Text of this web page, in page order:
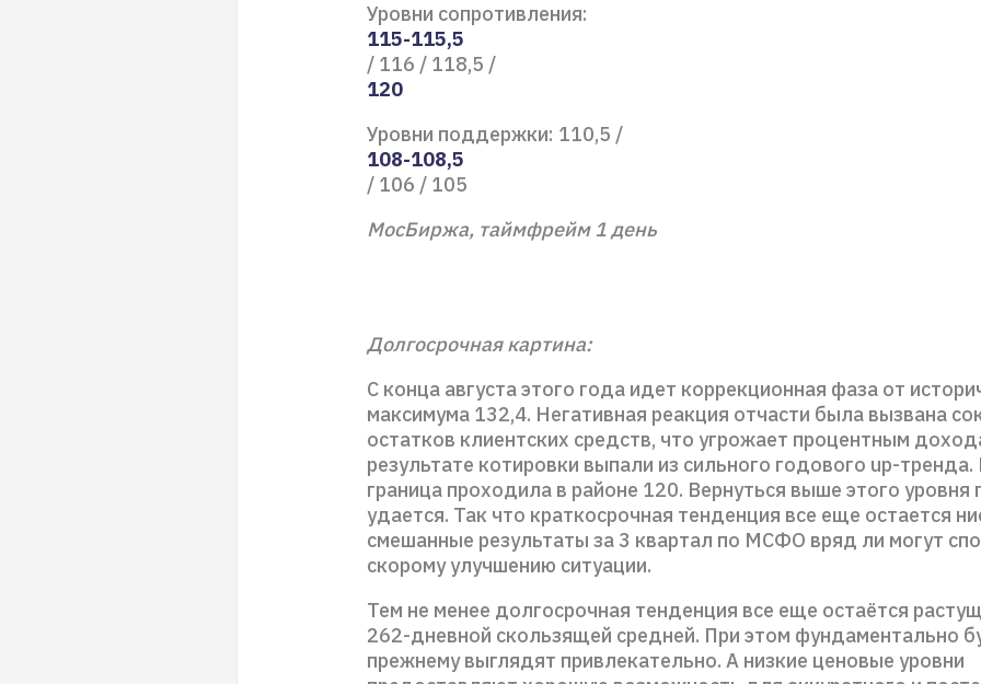
Уровни сопротивления:
115-115,5
/ 116 / 118,5 /
120
Уровни поддержки: 110,5 /
108-108,5
/ 106 / 105
МосБиржа, таймфрейм 1 день
Долгосрочная картина:
С конца августа этого года идет коррекционная фаза от
максимума 132,4. Негативная реакция отчасти была вызвана
остатков клиентских средств, что угрожает процентным
результате котировки выпали из сильного годового up-тренда.
граница проходила в районе 120. Вернуться выше этого уровня
удается. Так что краткосрочная тенденция все еще остается
смешанные результаты за 3 квартал по МСФО вряд ли могут
скорому улучшению ситуации.
Тем не менее долгосрочная тенденция все еще остаётся
262-дневной скользящей средней. При этом фундаментально
прежнему выглядят привлекательно. А низкие ценовые уровни